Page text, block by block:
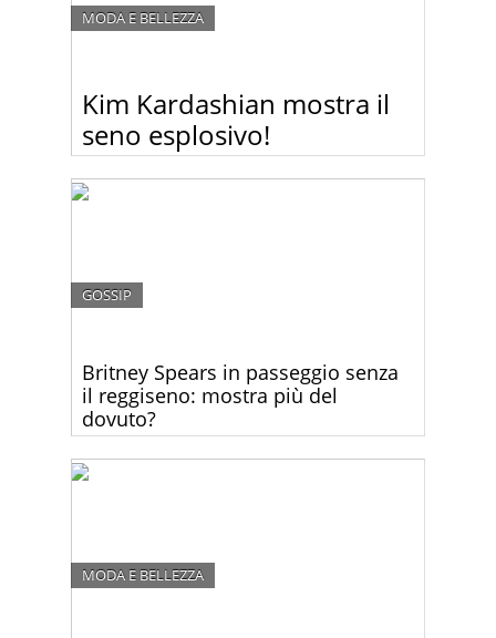
Kim Kardashian mostra il
seno esplosivo!
MODA E BELLEZZA
è ancora pronta a rinunciare di strizzarsi dentro
abiti che più stretti non si può! Sotto questa mini
Britney Spears in passeggio senza
il reggiseno: mostra più del
dovuto?
GOSSIP
Trawick, la single Britney Spears torna a stupirci…
questa volta mostrandoci la gran parte del seno.
MODA E BELLEZZA